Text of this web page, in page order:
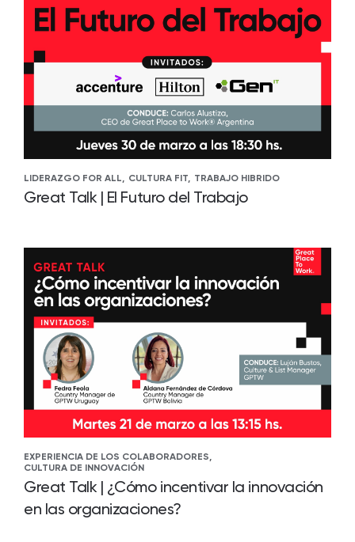
LIDERAZGO FOR ALL, CULTURA FIT, TRABAJO HIBRIDO
Great Talk | El Futuro del Trabajo
EXPERIENCIA DE LOS COLABORADORES,
CULTURA DE INNOVACIÓN
Great Talk | ¿Cómo incentivar la innovación
en las organizaciones?